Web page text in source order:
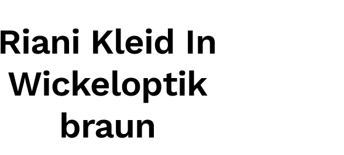
Riani Kleid In
Wickeloptik
braun